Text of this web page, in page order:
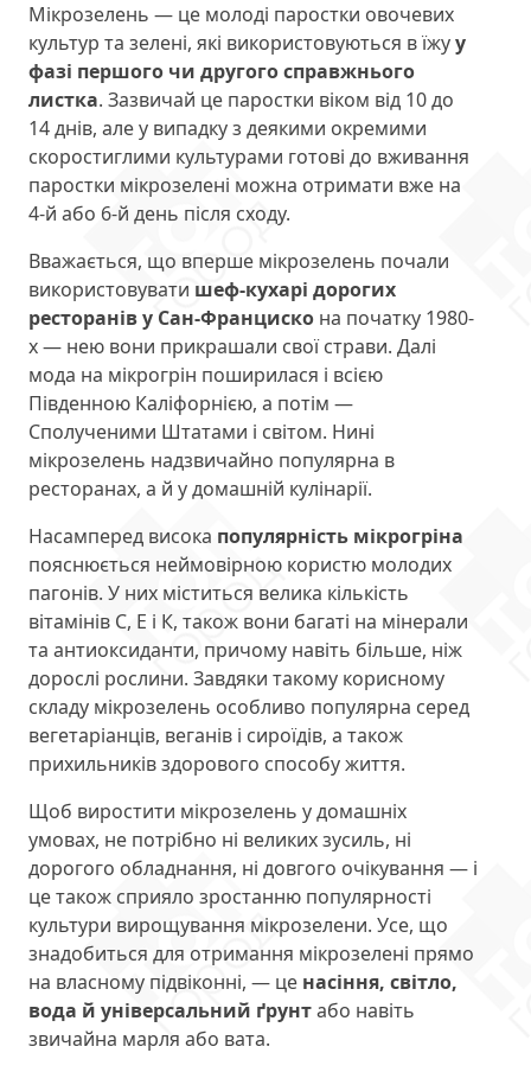
Мікрозелень — це молоді паростки овочевих
культур та зелені, які використовуються в їжуу
фазі першого чи другого справжнього
листка. Зазвичай це паростки віком від 10 до
14 днів, але у випадку з деякими окремими
скоростиглими культурами готові до вживання
паростки мікрозелені можна отримати вже на
4-й або 6-й день після сходу.
Вважається, що вперше мікрозелень почали
використовувати шеф-кухарі дорогих
ресторанів у Сан-Франциско на початку 1980-
х — нею вони прикрашали свої страви. Далі
мода на мікрогрін поширилася і всією
Південною Каліфорнією, а потім —
Сполученими Штатами і світом. Нині
мікрозелень надзвичайно популярна в
ресторанах, а й у домашній кулінарії.
Насамперед висока популярність мікрогріна
пояснюється неймовірною користю молодих
пагонів. У них міститься велика кількість
вітамінів С, Е і К, також вони багаті на мінерали
та антиоксиданти, причому навіть більше, ніж
дорослі рослини. Завдяки такому корисному
складу мікрозелень особливо популярна серед
вегетаріанців, веганів і сироїдів, а також
прихильників здорового способу життя.
Щоб виростити мікрозелень у домашніх
умовах, не потрібно ні великих зусиль, ні
дорогого обладнання, ні довгого очікування — і
це також сприяло зростанню популярності
культури вирощування мікрозелени. Усе, що
знадобиться для отримання мікрозелені прямо
на власному підвіконні, — це насіння, світло,
вода й універсальний ґрунтабо навіть
звичайна марля або вата.